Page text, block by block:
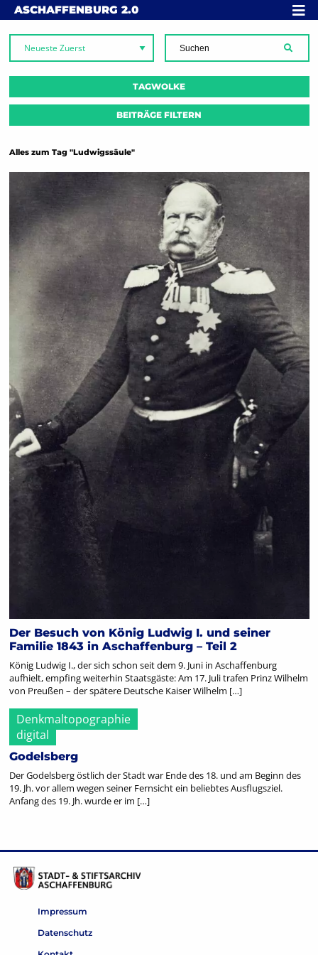
Skip to content
ASCHAFFENBURG 2.0 MENÜ
TAGWOLKE
BEITRÄGE FILTERN
Alles zum Tag "Ludwigssäule"
Der Besuch von König Ludwig I. und seiner
Familie 1843 in Aschaffenburg – Teil 2
König Ludwig I., der sich schon seit dem 9. Juni in Aschaffenburg
aufhielt, empfing weiterhin Staatsgäste: Am 17. Juli trafen Prinz Wilhelm
von Preußen – der spätere Deutsche Kaiser Wilhelm […]
Denkmaltopographie
digital
Godelsberg
Der Godelsberg östlich der Stadt war Ende des 18. und am Beginn des
19. Jh. vor allem wegen seiner Fernsicht ein beliebtes Ausflugsziel.
Anfang des 19. Jh. wurde er im […]
Impressum
Datenschutz